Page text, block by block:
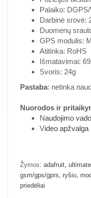
Palaiko:
Darbinė srovė:
Duomenų
GPS modulis:
Atitinka: RoHS
Išmatavimai:
Svoris: 24g
Pastaba: netinka
Nuorodos ir
Naudojimo
Video apžvalga
Žymos: adafruit, ultimate
gsm/gps/gprs, ryšio,
priedėliai